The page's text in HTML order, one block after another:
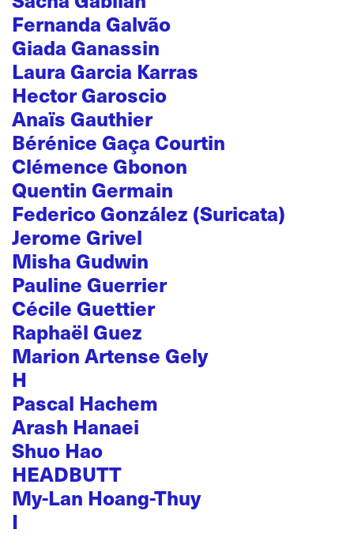
Fernanda Galvão
Giada Ganassin
Laura Garcia Karras
Hector Garoscio
Anaïs Gauthier
Bérénice Gaça Courtin
Clémence Gbonon
Quentin Germain
Federico González (Suricata)
Jerome Grivel
Misha Gudwin
Pauline Guerrier
Cécile Guettier
Raphaël Guez
Marion Artense Gely
H
Pascal Hachem
Arash Hanaei
Shuo Hao
HEADBUTT
My-Lan Hoang-Thuy
I